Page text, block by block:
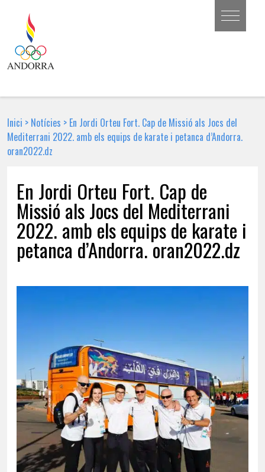
Inici > Notícies > En Jordi Orteu Fort. Cap de Missió als Jocs del
Mediterrani 2022. amb els equips de karate i petanca d’Andorra.
oran2022.dz
En Jordi Orteu Fort. Cap de
Missió als Jocs del Mediterrani
2022. amb els equips de karate i
petanca d’Andorra. oran2022.dz